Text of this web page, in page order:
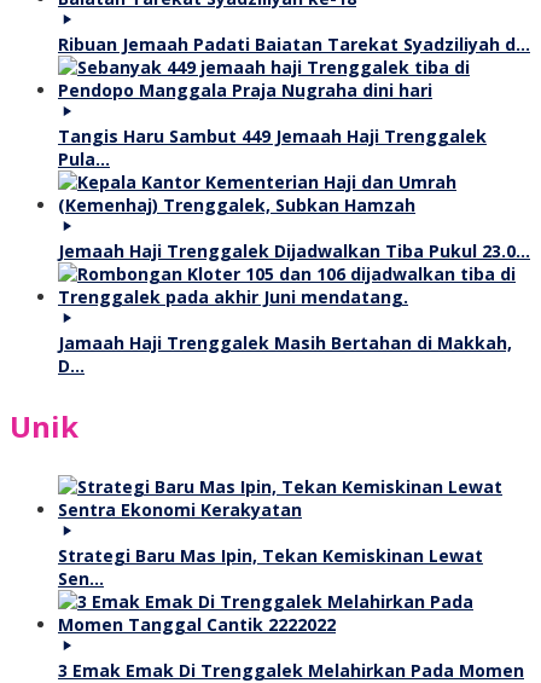
Ribuan Jemaah Padati Baiatan Tarekat Syadziliyah d…
Tangis Haru Sambut 449 Jemaah Haji Trenggalek
Pula…
Jemaah Haji Trenggalek Dijadwalkan Tiba Pukul 23.0…
Jamaah Haji Trenggalek Masih Bertahan di Makkah,
D…
Unik
Strategi Baru Mas Ipin, Tekan Kemiskinan Lewat
Sen…
3 Emak Emak Di Trenggalek Melahirkan Pada Momen